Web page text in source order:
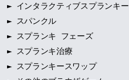
► インタラクティブスプランキー
►
スパンクル
►
スプランキ フェーズ
►
スプランキ治療
►
スプランキースワップ